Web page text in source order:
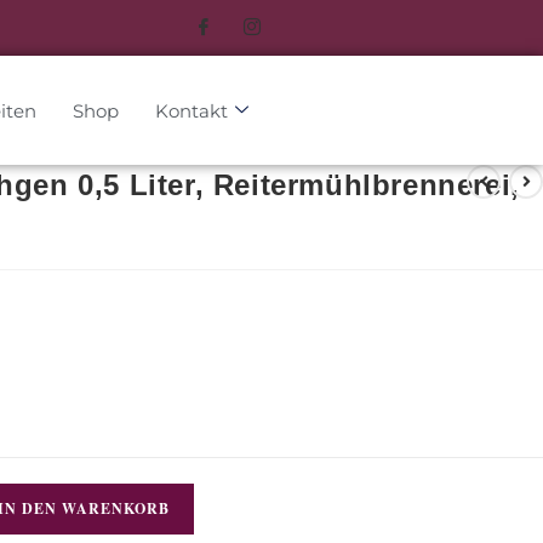
Shop Kontakt
0,5 Liter, Reitermühlbrennerei,
DEN WARENKORB